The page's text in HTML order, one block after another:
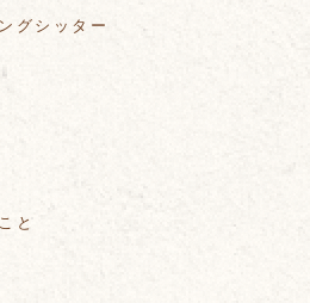
グシッター
と